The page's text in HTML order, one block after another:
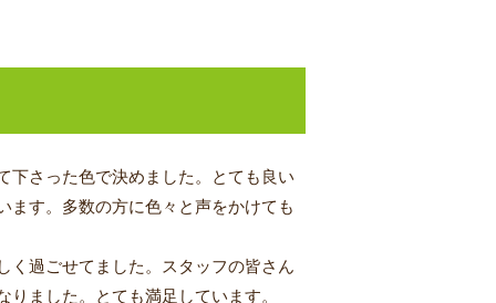
下さった色で決めました。とても良い
ます。多数の方に色々と声をかけても
く過ごせてました。スタッフの皆さん
ました。とても満足しています。